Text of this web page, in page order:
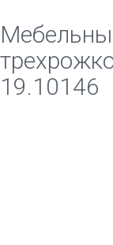
19.10146